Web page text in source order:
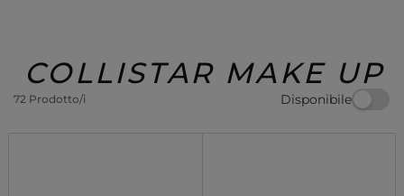
Regalo
COLLISTAR MAKE UP
72 Prodotto/i Disponibile